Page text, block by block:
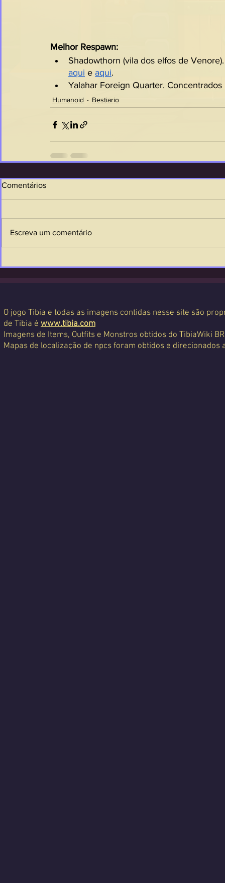
Melhor Respawn:
Shadowthorn (vila dos elfos de
aqui e aqui.
Yalahar Foreign Quarter.
Humanoid Bestiario
Comentários
Escreva um comentário
O jogo Tibia e todas as imagens contidas nesse site são
de Tibia é www.tibia.com
Imagens de Items, Outfits e Monstros obtidos do TibiaWiki
Mapas de localização de npcs foram obtidos e direcionados